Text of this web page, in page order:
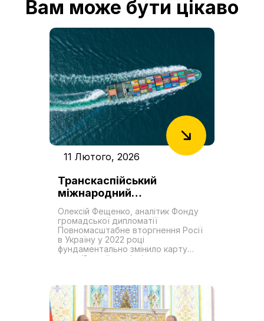
Вам може бути цікаво
11 Лютого, 2026
Транскаспійський
міжнародний
транспортний маршрут як
новий «Шовковий шлях».
Роль України у формуванні
транзитних можливостей
Олексій Фещенко, аналітик Фонду
громадської дипломатії
Повномасштабне вторгнення Росії
в Україну у 2022 році
фундаментально змінило карту
євразійської торгівлі,
маршрут (ТМТМ або Середній
коридор) на проєкт першочергової
геостратегічної важливості в
регіоні. Цей логістичний коридор,